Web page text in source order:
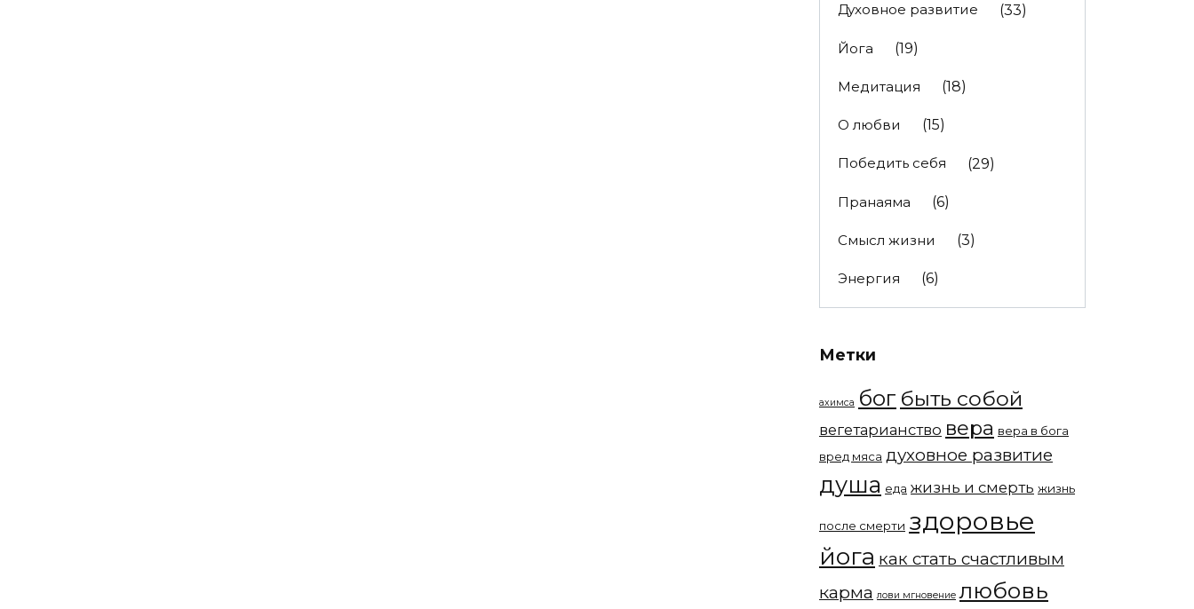
Духовное развитие (33)
Йога (19)
Медитация (18)
О любви (15)
Победить себя (29)
Пранаяма (6)
Смысл жизни (3)
Энергия (6)
Метки
ахимса бог быть собой
вегетарианство вера вера в бога
вред мяса духовное развитие
душа еда жизнь и смерть жизнь
после смерти здоровье
йога как стать счастливым
карма лови мгновение любовь